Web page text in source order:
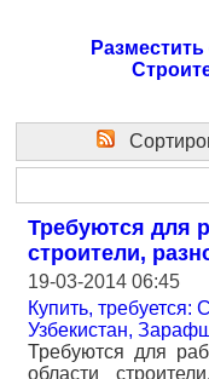
Требуются для
строители,
19-03-2014 06:45
Купить, требуется:
Узбекистан,
Требуются для
области